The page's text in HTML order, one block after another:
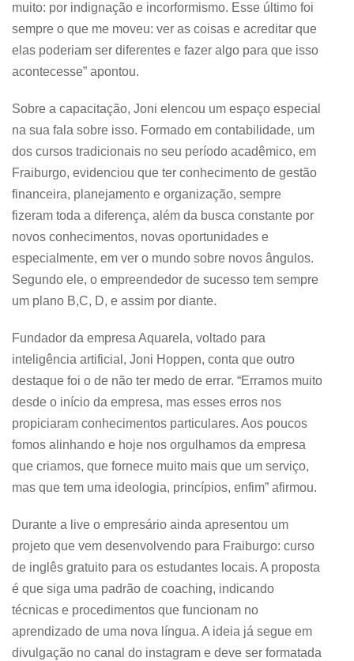
muito: por indignação e incorformismo. Esse último foi
sempre o que me moveu: ver as coisas e acreditar que
elas poderiam ser diferentes e fazer algo para que isso
acontecesse” apontou.
Sobre a capacitação, Joni elencou um espaço especial
na sua fala sobre isso. Formado em contabilidade, um
dos cursos tradicionais no seu período acadêmico, em
Fraiburgo, evidenciou que ter conhecimento de gestão
financeira, planejamento e organização, sempre
fizeram toda a diferença, além da busca constante por
novos conhecimentos, novas oportunidades e
especialmente, em ver o mundo sobre novos ângulos.
Segundo ele, o empreendedor de sucesso tem sempre
um plano B,C, D, e assim por diante.
Fundador da empresa Aquarela, voltado para
inteligência artificial, Joni Hoppen, conta que outro
destaque foi o de não ter medo de errar. “Erramos muito
desde o início da empresa, mas esses erros nos
propiciaram conhecimentos particulares. Aos poucos
fomos alinhando e hoje nos orgulhamos da empresa
que criamos, que fornece muito mais que um serviço,
mas que tem uma ideologia, princípios, enfim” afirmou.
Durante a live o empresário ainda apresentou um
projeto que vem desenvolvendo para Fraiburgo: curso
de inglês gratuito para os estudantes locais. A proposta
é que siga uma padrão de coaching, indicando
técnicas e procedimentos que funcionam no
aprendizado de uma nova língua. A ideia já segue em
divulgação no canal do instagram e deve ser formatada